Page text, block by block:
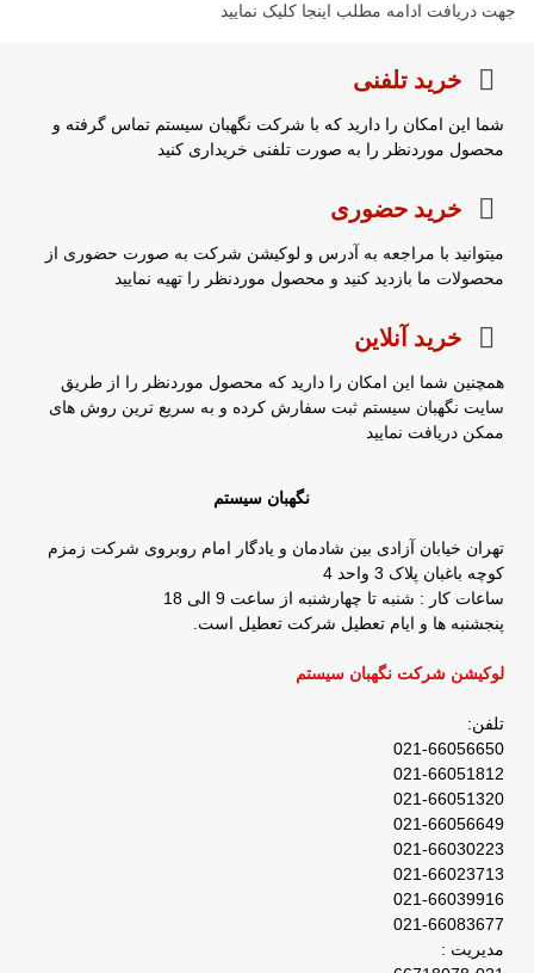
جهت دریافت ادامه مطلب اینجا کلیک نمایید
خرید تلفنی
شما این امکان را دارید که با شرکت نگهبان سیستم تماس گرفته و
محصول موردنظر را به صورت تلفنی خریداری کنید
خرید حضوری
میتوانید با مراجعه به آدرس و لوکیشن شرکت به صورت حضوری از
محصولات ما بازدید کنید و محصول موردنظر را تهیه نمایید
خرید آنلاین
همچنین شما این امکان را دارید که محصول موردنظر را از طریق
سایت نگهبان سیستم ثبت سفارش کرده و به سریع ترین روش های
ممکن دریافت نمایید
نگهبان سیستم
تهران خیابان آزادی بین شادمان و یادگار امام روبروی شرکت زمزم
کوچه باغبان پلاک 3 واحد 4
ساعات کار : شنبه تا چهارشنبه از ساعت 9 الی 18
پنجشنبه ها و ایام تعطیل شرکت تعطیل است.
لوکیشن شرکت نگهبان سیستم
تلفن:
021-66056650
021-66051812
021-66051320
021-66056649
021-66030223
021-66023713
021-66039916
021-66083677
مدیریت :